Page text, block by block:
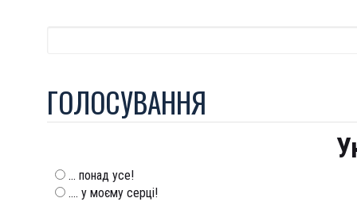
ГОЛОСУВАННЯ
... понад усе!
.... у моєму серці!